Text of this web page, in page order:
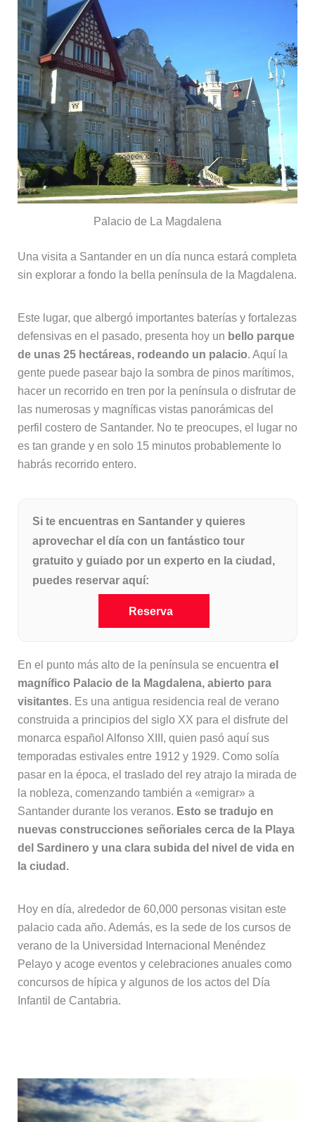
Palacio de La Magdalena
Una visita a Santander en un día nunca estará completa
sin explorar a fondo la bella península de la Magdalena.
Este lugar, que albergó importantes baterías y fortalezas
defensivas en el pasado, presenta hoy un bello parque
de unas 25 hectáreas, rodeando un palacio. Aquí la
gente puede pasear bajo la sombra de pinos marítimos,
hacer un recorrido en tren por la península o disfrutar de
las numerosas y magníficas vistas panorámicas del
perfil costero de Santander. No te preocupes, el lugar no
es tan grande y en solo 15 minutos probablemente lo
habrás recorrido entero.
Si te encuentras en Santander y quieres
aprovechar el día con un fantástico tour
gratuito y guiado por un experto en la ciudad,
puedes reservar aquí:
Reserva
En el punto más alto de la península se encuentra el
magnífico Palacio de la Magdalena, abierto para
visitantes. Es una antigua residencia real de verano
construida a principios del siglo XX para el disfrute del
monarca español Alfonso XIII, quien pasó aquí sus
temporadas estivales entre 1912 y 1929. Como solía
pasar en la época, el traslado del rey atrajo la mirada de
la nobleza, comenzando también a «emigrar» a
Santander durante los veranos. Esto se tradujo en
nuevas construcciones señoriales cerca de la Playa
del Sardinero y una clara subida del nivel de vida en
la ciudad.
Hoy en día, alrededor de 60,000 personas visitan este
palacio cada año. Además, es la sede de los cursos de
verano de la Universidad Internacional Menéndez
Pelayo y acoge eventos y celebraciones anuales como
concursos de hípica y algunos de los actos del Día
Infantil de Cantabria.